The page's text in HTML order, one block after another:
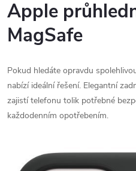
Apple
MagSafe
Pokud hledáte opravdu
nabízí ideální řešení. Elegantní
zajistí telefonu tolik potřebné
každodenním opotřebením.